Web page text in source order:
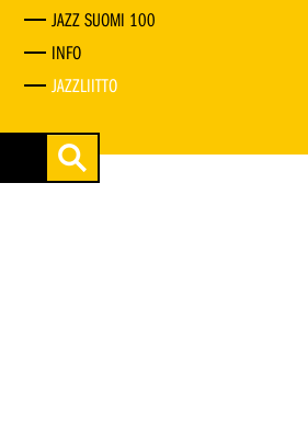
JAZZ SUOMI 100
INFO
JAZZLIITTO